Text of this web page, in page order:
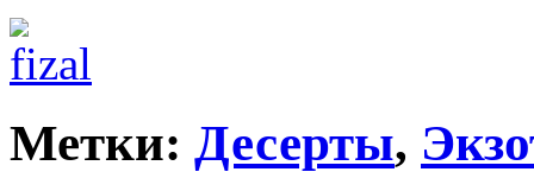
Метки: Десерты,